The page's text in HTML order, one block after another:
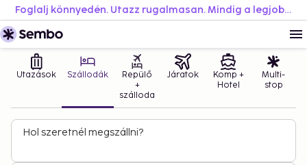
Foglalj könnyedén. Utazz rugalmasan. Mindig a legjobb áron.
Utazások Szállodák
Repülő
+
szálloda
Járatok
Komp +
Hotel
Multi-
stop
Hol szeretnél megszállni?